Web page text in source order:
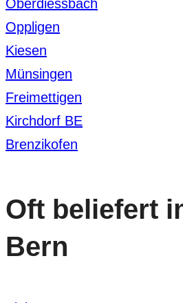
Oberdiessbach
Oppligen
Kiesen
Münsingen
Freimettigen
Kirchdorf BE
Brenzikofen
Oft beliefert
Bern